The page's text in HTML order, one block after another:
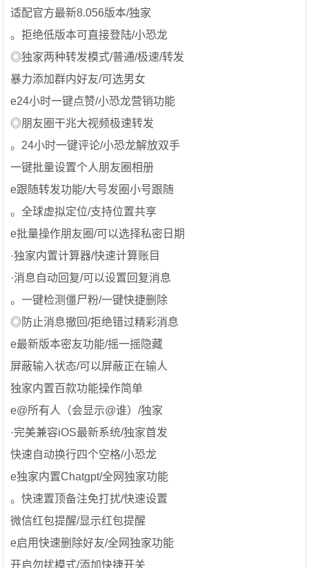
适配官方最新8.056版本/独家
。拒绝低版本可直接登陆/小恐龙
◎独家两种转发模式/普通/极速/转发
暴力添加群内好友/可选男女
e24小时一键点赞/小恐龙营销功能
◎朋友圈干兆大视频极速转发
。24小时一键评论/小恐龙解放双手
一键批量设置个人朋友圈相册
e跟随转发功能/大号发圈小号跟随
。全球虚拟定位/支持位置共享
e批量操作朋友圈/可以选择私密日期
·独家内置计算器/快速计算账目
·消息自动回复/可以设置回复消息
。一键检测僵尸粉/一键快捷删除
◎防止消息撤回/拒绝错过精彩消息
e最新版本密友功能/摇一摇隐藏
屏蔽输入状态/可以屏蔽正在输人
独家内置百款功能操作简单
e@所有人（会显示@谁）/独家
·完美兼容iOS最新系统/独家首发
快速自动换行四个空格/小恐龙
e独家内置Chatgpt/全网独家功能
。快速置顶备注免打扰/快速设置
微信红包提醒/显示红包提醒
e启用快速删除好友/全网独家功能
开启勿扰模式/添加快捷开关